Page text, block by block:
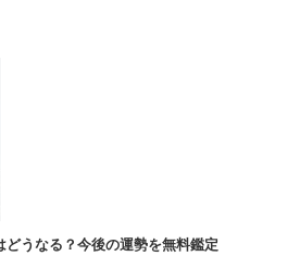
うなる？今後の運勢を無料鑑定